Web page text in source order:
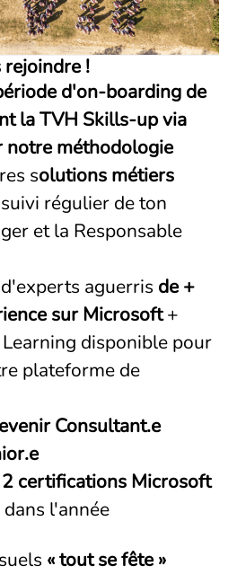
rejoindre !
d'on-boarding de
la TVH Skills-up via
notre méthodologie
solutions métiers
régulier de ton
et la Responsable
aguerris de +
sur Microsoft+
disponible pour
plateforme de
Consultant.e
2 certifications Microsoft
dans l'année
« tout se fête »